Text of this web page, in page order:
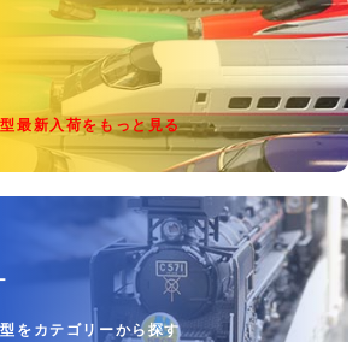
最新入荷をもっと見る
をカテゴリーから探す